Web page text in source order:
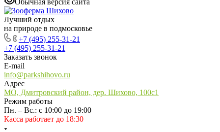
Обычная версия сайта
Лучший отдых
на природе в подмосковье
+7 (495) 255-31-21
+7 (495) 255-31-21
Заказать звонок
E-mail
info@parkshihovo.ru
Адрес
МО, Дмитровский район, дер. Шихово, 100с1
Режим работы
Пн. – Вс.: с 10:00 до 19:00
Касса работает до 18:30